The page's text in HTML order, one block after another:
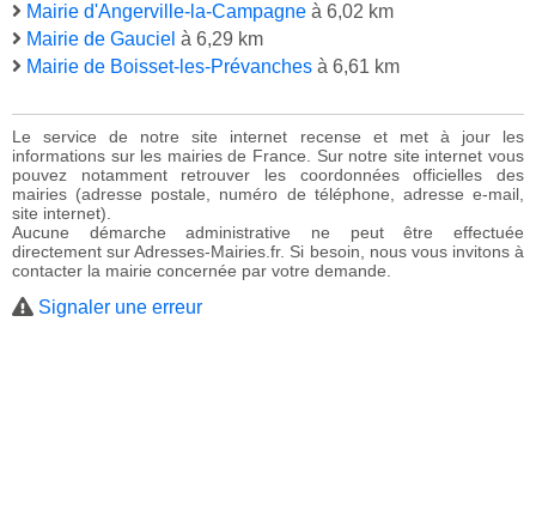
Mairie d'Angerville-la-Campagne à 6,02 km
Mairie de Gauciel à 6,29 km
Mairie de Boisset-les-Prévanches à 6,61 km
Le service de notre site internet recense et met à jour les
informations sur les mairies de France. Sur notre site internet vous
pouvez notamment retrouver les coordonnées officielles des
mairies (adresse postale, numéro de téléphone, adresse e-mail,
site internet).
Aucune démarche administrative ne peut être effectuée
directement sur Adresses-Mairies.fr. Si besoin, nous vous invitons à
contacter la mairie concernée par votre demande.
Signaler une erreur